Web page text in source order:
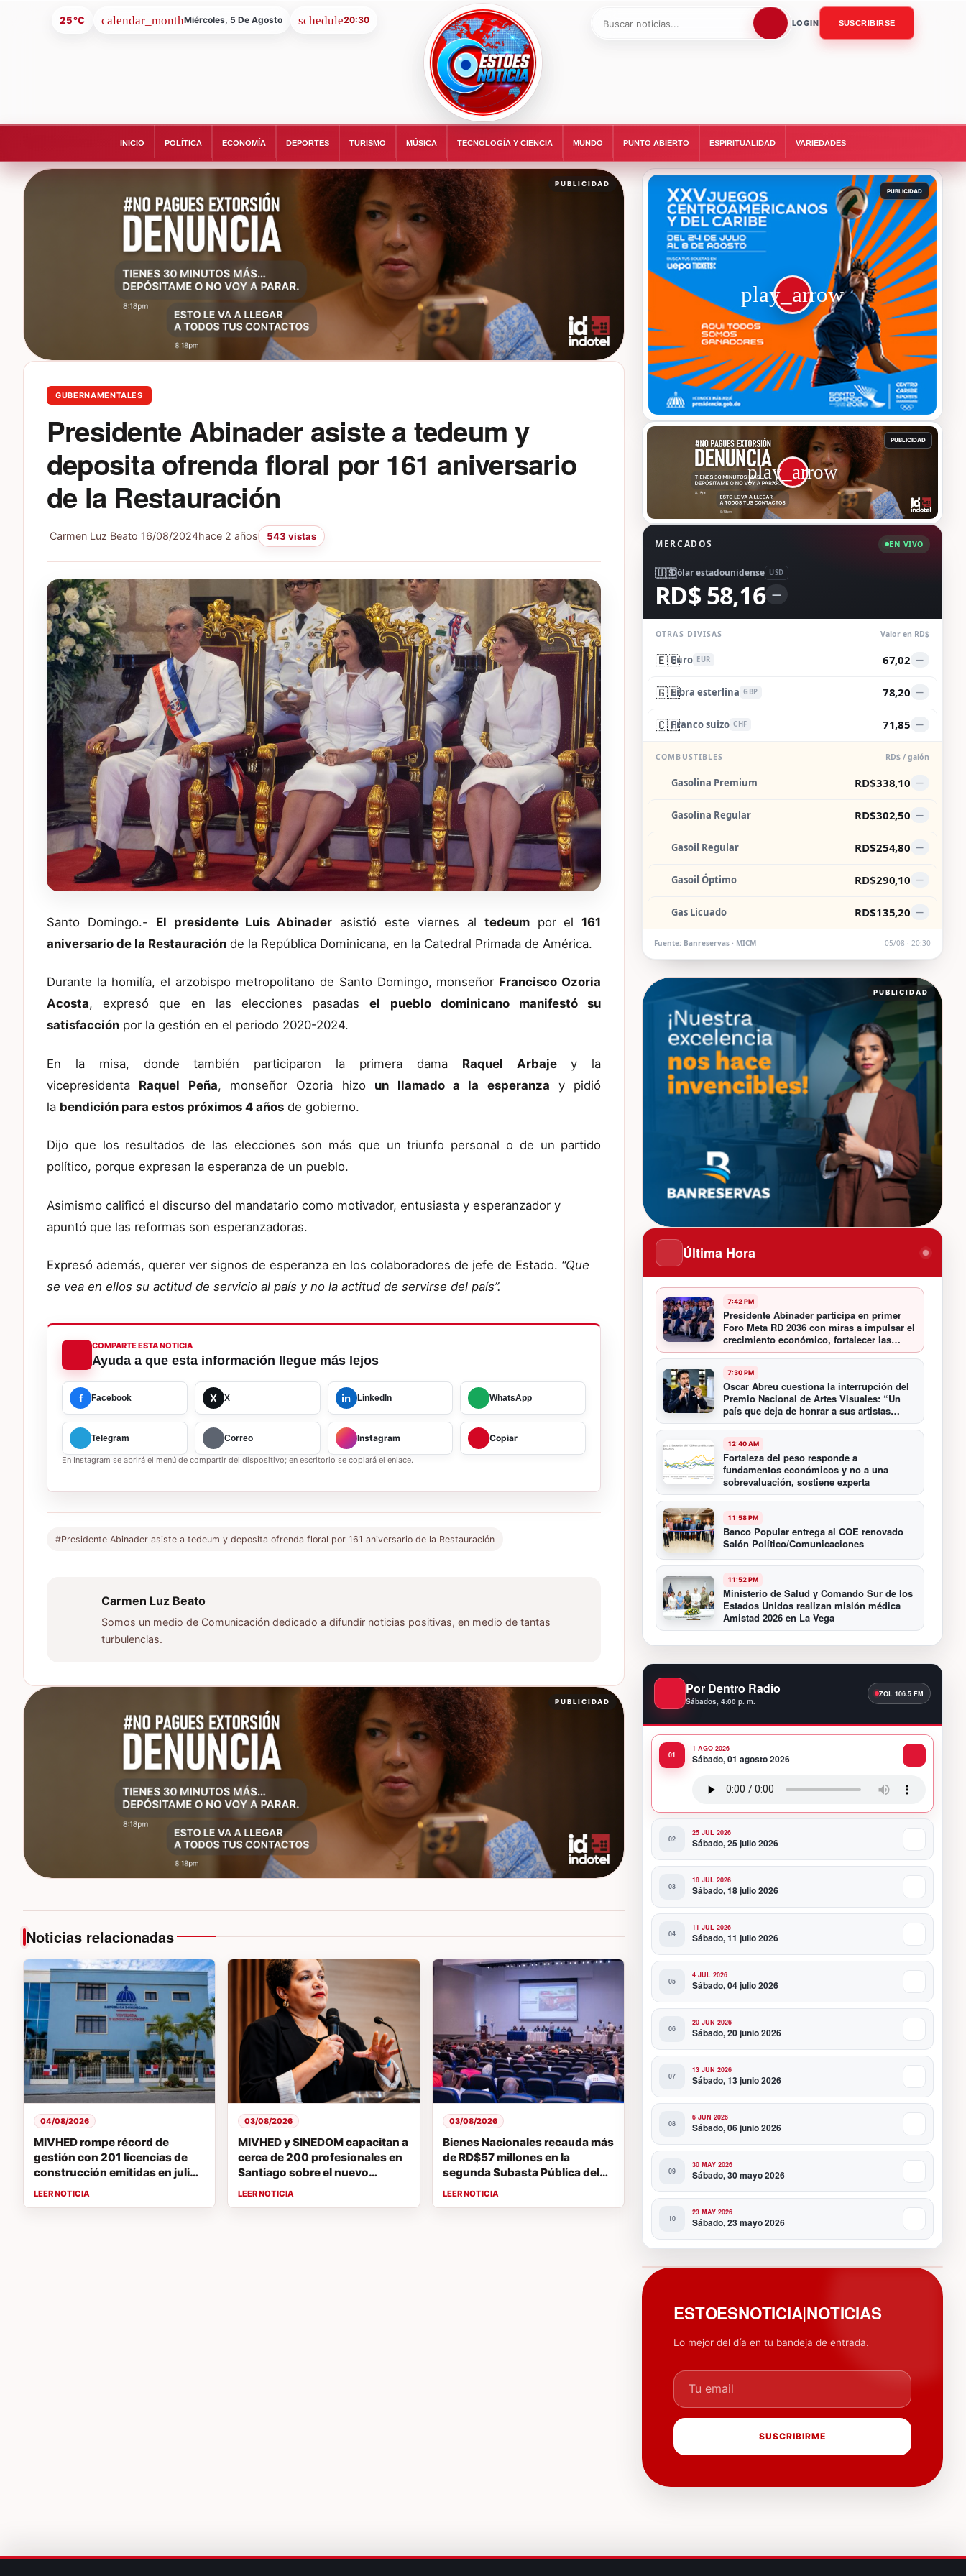
25°C Miércoles, 5 De Agosto 20:30
ESTOESNOTICIA|NOTICIAS
LOGIN SUSCRIBIRSE
INICIO POLÍTICA ECONOMÍA DEPORTES TURISMO MÚSICA TECNOLOGÍA Y CIENCIA MUNDO PUNTO ABIERTO ESPIRITUALIDAD VARIEDADES
PUBLICIDAD
GUBERNAMENTALES
Presidente Abinader asiste a tedeum y
deposita ofrenda floral por 161 aniversario
de la Restauración
Carmen Luz Beato 16/08/2024hace 2 años 543 vistas
Santo Domingo.- El presidente Luis Abinader asistió este viernes al tedeumpor el161
aniversario de la Restauración de la República Dominicana, en la Catedral Primada de América.
Durante la homilía, el arzobispo metropolitano de Santo Domingo, monseñor Francisco Ozoria
Acosta, expresó que en las elecciones pasadasel pueblo dominicano manifestó su
satisfacción por la gestión en el periodo 2020-2024.
En la misa, donde también participaron la primera dama Raquel Arbajey la
vicepresidenta Raquel Peña, monseñor Ozoria hizo un llamado a la esperanza y pidió
la bendición para estos próximos 4 años de gobierno.
Dijo que los resultados de las elecciones son más que un triunfo personal o de un partido
político, porque expresan la esperanza de un pueblo.
Asimismo calificó el discurso del mandatario como motivador, entusiasta y esperanzador y
apuntó que las reformas son esperanzadoras.
Expresó además, querer ver signos de esperanza en los colaboradores de jefe de Estado. “Que
se vea en ellos su actitud de servicio al país y no la actitud de servirse del país”.
COMPARTE ESTA NOTICIA
Ayuda a que esta información llegue más lejos
f Facebook X X in LinkedIn WhatsApp
Telegram Correo Instagram Copiar
En Instagram se abrirá el menú de compartir del dispositivo; en escritorio se copiará el enlace.
#Presidente Abinader asiste a tedeum y deposita ofrenda floral por 161 aniversario de la Restauración
Carmen Luz Beato
Somos un medio de Comunicación dedicado a difundir noticias positivas, en medio de tantas
turbulencias.
PUBLICIDAD
Noticias relacionadas
MIVHED rompe récord de
gestión con 201 licencias de
construcción emitidas en julio;
supera en 7 meses licencias de
04/08/2026
MIVHED y SINEDOM capacitan a
cerca de 200 profesionales en
Santiago sobre el nuevo
Código de Construcción de la
03/08/2026
Bienes Nacionales recauda más
de RD$57 millones en la
segunda Subasta Pública del
año
03/08/2026
MERCADOS EN VIVO
🇺🇸Dólar estadounidense USD
RD$ 58,16 —
OTRAS DIVISAS Valor en RD$
🇪🇺Euro EUR 67,02 —
🇬🇧Libra esterlina GBP 78,20 —
🇨🇭Franco suizo CHF 71,85 —
COMBUSTIBLES RD$ / galón
Gasolina Premium RD$338,10 —
Gasolina Regular RD$302,50 —
Gasoil Regular RD$254,80 —
Gasoil Óptimo RD$290,10 —
Gas Licuado RD$135,20 —
Fuente: Banreservas · MICM 05/08 · 20:30
PUBLICIDAD
Última Hora
7:42 PM
Presidente Abinader participa en primer
Foro Meta RD 2036 con miras a impulsar el
crecimiento económico, fortalecer las
instituciones y elevar la productividad
7:30 PM
Oscar Abreu cuestiona la interrupción del
Premio Nacional de Artes Visuales: “Un
país que deja de honrar a sus artistas
comienza a olvidar su historia”
12:40 AM
Fortaleza del peso responde a
fundamentos económicos y no a una
sobrevaluación, sostiene experta
11:58 PM
Banco Popular entrega al COE renovado
Salón Político/Comunicaciones
11:52 PM
Ministerio de Salud y Comando Sur de los
Estados Unidos realizan misión médica
Amistad 2026 en La Vega
Presidente Abinader encabeza
estudiantes destacados en concurso de
vocaciones STEM
12:21 AM
MIVHED rompe récord de gestión con 201
licencias de construcción emitidas en
julio; supera en 7 meses licencias de 2025
Juan Luis Guerra está confirmado para
Por Dentro Radio
Sábados, 4:00 p. m.
1 AGO 2026
Sábado, 01 agosto 2026
25 JUL 2026
Sábado, 25 julio 2026
18 JUL 2026
Sábado, 18 julio 2026
11 JUL 2026
Sábado, 11 julio 2026
4 JUL 2026
Sábado, 04 julio 2026
20 JUN 2026
Sábado, 20 junio 2026
13 JUN 2026
Sábado, 13 junio 2026
6 JUN 2026
Sábado, 06 junio 2026
30 MAY 2026
Sábado, 30 mayo 2026
23 MAY 2026
Sábado, 23 mayo 2026
ESTOESNOTICIA|NOTICIAS
Lo mejor del día en tu bandeja de entrada.
Tu email
SUSCRIBIRME